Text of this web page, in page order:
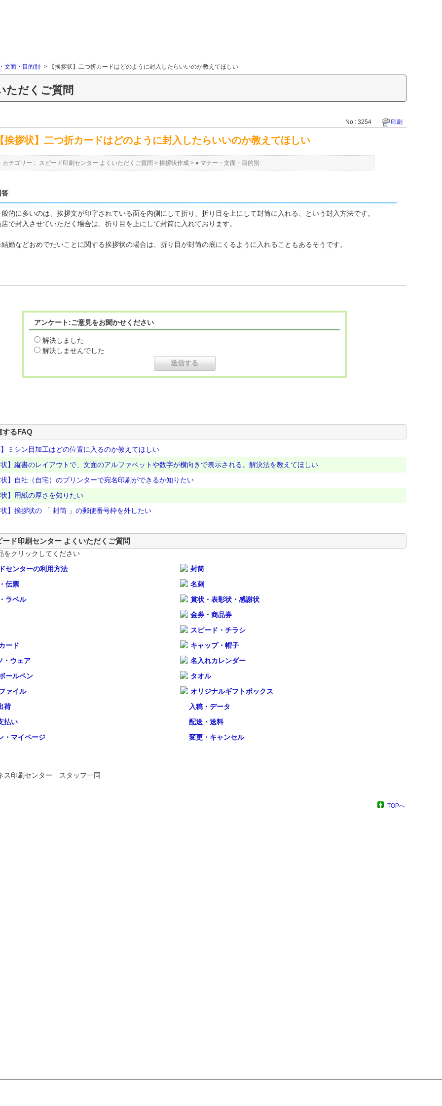
文面・目的別 > 【挨拶状】二つ折カードはどのように封入したらいいのか教えてほしい
ただくご質問
No : 3254 印刷
挨拶状】二つ折カードはどのように封入したらいいのか教えてほしい
カテゴリー : スピード印刷センター よくいただくご質問 > 挨拶状作成 > ● マナー・文面・目的別
答
般的に多いのは、挨拶文が印字されている面を内側にして折り、折り目を上にして封筒に入れる、という封入方法です。
店で封入させていただく場合は、折り目を上にして封筒に入れております。
婚などおめでたいことに関する挨拶状の場合は、折り目が封筒の底にくるように入れることもあるそうです。
アンケート:ご意見をお聞かせください
解決しました
解決しませんでした
するFAQ
ミシン目加工はどの位置に入るのか教えてほしい
】縦書のレイアウトで、文面のアルファベットや数字が横向きで表示される。解決法を教えてほしい
】自社（自宅）のプリンターで宛名印刷ができるか知りたい
】用紙の厚さを知りたい
】挨拶状の 「 封筒 」の郵便番号枠を外したい
ード印刷センター よくいただくご質問
をクリックしてください
センターの利用方法
封筒
伝票
名刺
ラベル
賞状・表彰状・感謝状
金券・商品券
スピード・チラシ
ード
キャップ・帽子
・ウェア
名入れカレンダー
ールペン
タオル
ァイル
オリジナルギフトボックス
荷
入稿・データ
払い
配送・送料
・マイページ
変更・キャンセル
ス印刷センター スタッフ一同
TOPへ